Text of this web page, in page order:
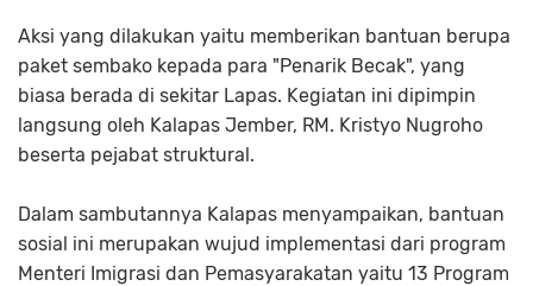
Aksi yang dilakukan yaitu memberikan bantuan berupa
paket sembako kepada para "Penarik Becak", yang
biasa berada di sekitar Lapas. Kegiatan ini dipimpin
langsung oleh Kalapas Jember, RM. Kristyo Nugroho
beserta pejabat struktural.
Dalam sambutannya Kalapas menyampaikan, bantuan
sosial ini merupakan wujud implementasi dari program
Menteri Imigrasi dan Pemasyarakatan yaitu 13 Program